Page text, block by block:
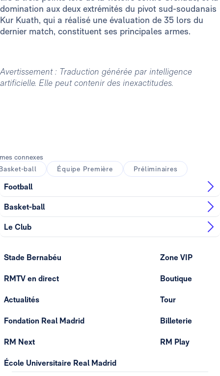
domination aux deux extrémités du pivot sud-soudanais
Kur Kuath, qui a réalisé une évaluation de 35 lors du
dernier match, constituent ses principales armes.
Avertissement : Traduction générée par intelligence
artificielle. Elle peut contenir des inexactitudes.
connexes
ball
Équipe Première Préliminaires
Football
Basket-ball
Le Club
Stade Bernabéu
RMTV en direct
Actualités
Fondation Real Madrid
RM Next
École Universitaire Real Madrid
Zone VIP
Boutique
Tour
Billeterie
RM Play